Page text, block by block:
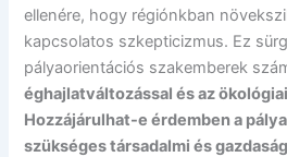
ellenére, hogy régiónkban
kapcsolatos szkepticizmus. Ez
pályaorientációs szakemberek
éghajlatváltozással és az
Hozzájárulhat-e érdemben a
szükséges társadalmi és